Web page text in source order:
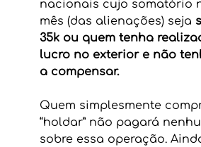
nacionais cujo somatório
mês (das alienações) seja
35k ou quem tenha
lucro no exterior e não
a compensar.
Quem simplesmente
“holdar” não pagará
sobre essa operação.